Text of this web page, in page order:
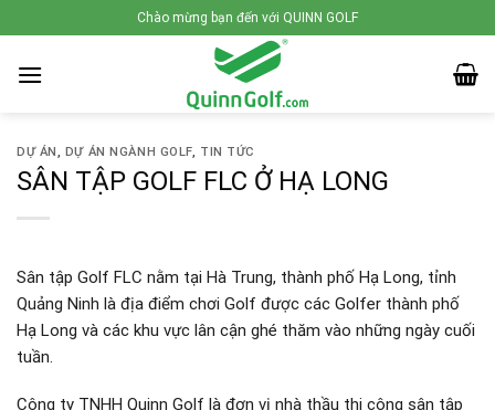
to
content
Chào mừng bạn đến với QUINN GOLF
DỰ ÁN, DỰ ÁN NGÀNH GOLF, TIN TỨC
SÂN TẬP GOLF FLC Ở HẠ LONG
Sân tập Golf FLC nằm tại Hà Trung, thành phố Hạ Long, tỉnh
Quảng Ninh là địa điểm chơi Golf được các Golfer thành phố
Hạ Long và các khu vực lân cận ghé thăm vào những ngày cuối
tuần.
Công ty TNHH Quinn Golf là đơn vị nhà thầu thi công sân tập